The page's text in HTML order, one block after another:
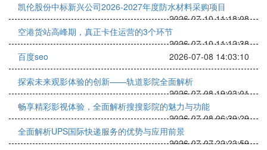
凯伦股份中标新兴公司2026-2027年度防水材料采购项目
2026-07-10 11:18:08
空港货站高峰期，真正卡住运营的3个环节
2026-07-10 11:12:38
百度seo
2026-07-08 14:03:10
探索未来观影体验的创新——轨道影院全面解析
2026-07-08 19:03:01
畅享精彩影视体验，全面解析搜搜影院的魅力与功能
2026-07-08 06:39:29
全面解析UPS国际快递服务的优势与应用前景
2026-07-07 22:23:59